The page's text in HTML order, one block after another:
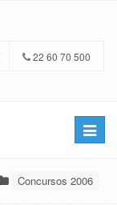
22 60 70 500
Toggle
Concursos 2006